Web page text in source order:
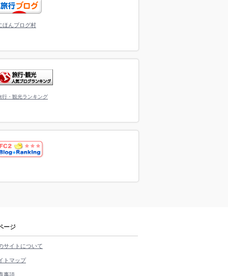
ほんブログ村
行・観光ランキング
ージ
サイトについて
トマップ
事項